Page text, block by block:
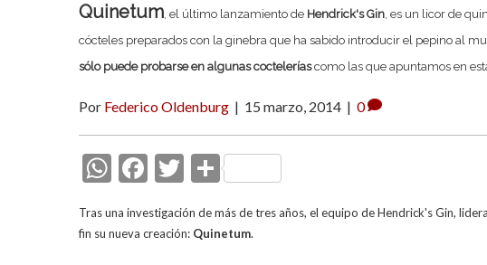
Quinetum, el último lanzamiento de Hendrick's Gin, es un licor de
cócteles preparados con la ginebra que ha sabido introducir el pepino al
sólo puede probarse en algunas cocteleríascomo las que apuntamos en
Por Federico Oldenburg | 15 marzo, 2014 | 0
W
at
F
e
T
itt
C
m
Tras una investigación de más de tres años, el equipo de Hendrick's Gin,
fin su nueva creación: Quinetum.